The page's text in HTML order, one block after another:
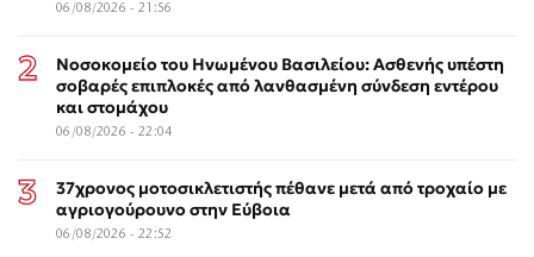
06/08/2026 - 21:56
Νοσοκομείο του Ηνωμένου Βασιλείου: Ασθενής υπέστη
σοβαρές επιπλοκές από λανθασμένη σύνδεση εντέρου
και στομάχου
06/08/2026 - 22:04
37χρονος μοτοσικλετιστής πέθανε μετά από τροχαίο με
αγριογούρουνο στην Εύβοια
06/08/2026 - 22:52